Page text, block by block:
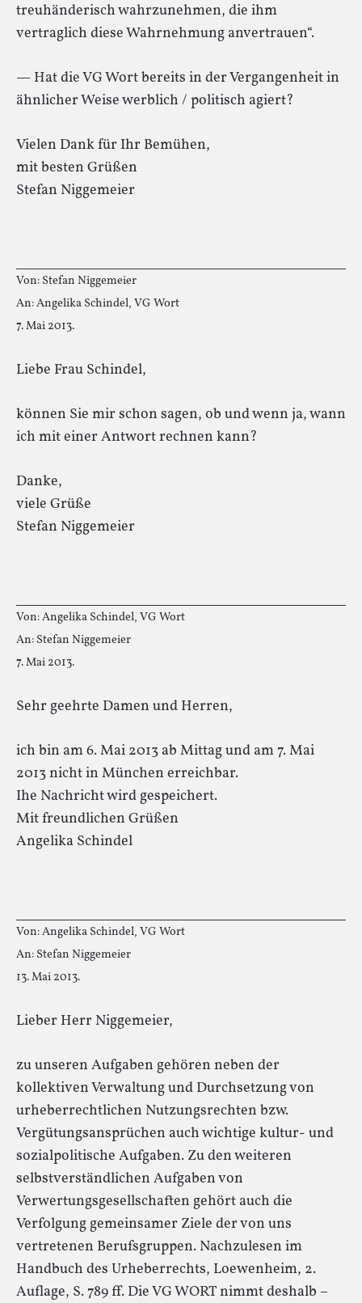
treuhänderisch wahrzunehmen, die ihm
vertraglich diese Wahrnehmung anvertrauen“.
— Hat die VG Wort bereits in der Vergangenheit in
ähnlicher Weise werblich / politisch agiert?
Vielen Dank für Ihr Bemühen,
mit besten Grüßen
Stefan Niggemeier
Von: Stefan Niggemeier
An: Angelika Schindel, VG Wort
7. Mai 2013.
Liebe Frau Schindel,
können Sie mir schon sagen, ob und wenn ja, wann
ich mit einer Antwort rechnen kann?
Danke,
viele Grüße
Stefan Niggemeier
Von: Angelika Schindel, VG Wort
An: Stefan Niggemeier
7. Mai 2013.
Sehr geehrte Damen und Herren,
ich bin am 6. Mai 2013 ab Mittag und am 7. Mai
2013 nicht in München erreichbar.
Ihe Nachricht wird gespeichert.
Mit freundlichen Grüßen
Angelika Schindel
Von: Angelika Schindel, VG Wort
An: Stefan Niggemeier
13. Mai 2013.
Lieber Herr Niggemeier,
zu unseren Aufgaben gehören neben der
kollektiven Verwaltung und Durchsetzung von
urheberrechtlichen Nutzungsrechten bzw.
Vergütungsansprüchen auch wichtige kultur- und
sozialpolitische Aufgaben. Zu den weiteren
selbstverständlichen Aufgaben von
Verwertungsgesellschaften gehört auch die
Verfolgung gemeinsamer Ziele der von uns
vertretenen Berufsgruppen. Nachzulesen im
Handbuch des Urheberrechts, Loewenheim, 2.
Auflage, S. 789 ff. Die VG WORT nimmt deshalb –